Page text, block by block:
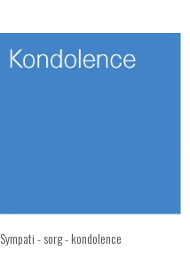
Sympati - sorg - kondolence